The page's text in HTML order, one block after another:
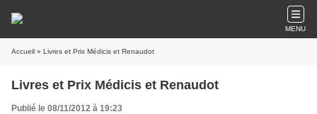
MENU
Accueil » Livres et Prix Médicis et Renaudot
Livres et Prix Médicis et Renaudot
Publié le 08/11/2012 à 19:23